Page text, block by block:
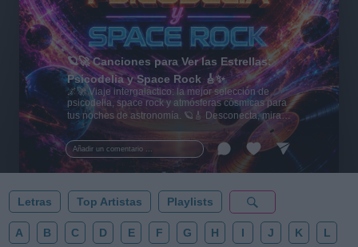
Añadir un comentario ...
🪐🚀 Canciones para Ver las Estrellas:
Psicodelia y Space Rock 🎸✨
🌌🚀 Viaje intergaláctico: la mejor selección de
psicodelia, space rock y atmósferas cósmicas para
tus noches de astronomía. 🪐🎸 Desconecta, mira
al firmamento y siente la gravedad cero. 💾 ¡Guarda
esta colección para tu próxima noche estrellada!
✨⭐
Letras Top Artistas Playlists
A B C D E F G H I J K L